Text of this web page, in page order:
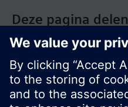
Deze pagina delen